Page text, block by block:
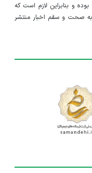
و بنابراین لازم است که
صحت و سقم اخبار منتشر